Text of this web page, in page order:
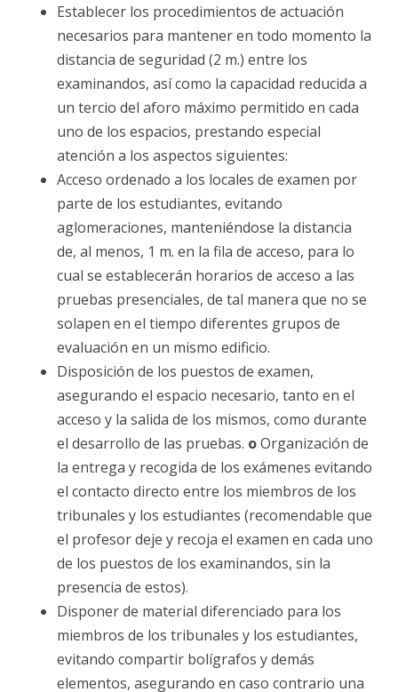
Establecer los procedimientos de actuación
necesarios para mantener en todo momento la
distancia de seguridad (2 m.) entre los
examinandos, así como la capacidad reducida a
un tercio del aforo máximo permitido en cada
uno de los espacios, prestando especial
atención a los aspectos siguientes:
Acceso ordenado a los locales de examen por
parte de los estudiantes, evitando
aglomeraciones, manteniéndose la distancia
de, al menos, 1 m. en la fila de acceso, para lo
cual se establecerán horarios de acceso a las
pruebas presenciales, de tal manera que no se
solapen en el tiempo diferentes grupos de
evaluación en un mismo edificio.
Disposición de los puestos de examen,
asegurando el espacio necesario, tanto en el
acceso y la salida de los mismos, como durante
el desarrollo de las pruebas. oOrganización de
la entrega y recogida de los exámenes evitando
el contacto directo entre los miembros de los
tribunales y los estudiantes (recomendable que
el profesor deje y recoja el examen en cada uno
de los puestos de los examinandos, sin la
presencia de estos).
Disponer de material diferenciado para los
miembros de los tribunales y los estudiantes,
evitando compartir bolígrafos y demás
elementos, asegurando en caso contrario una